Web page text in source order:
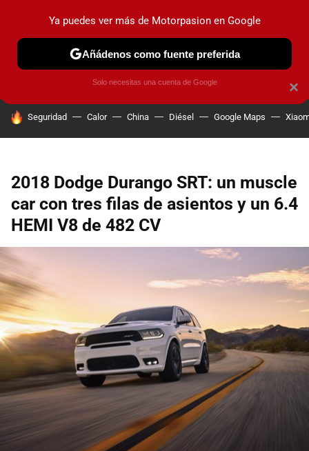
PRUEBAS COCHES ELÉCTRICOS OBSERVATORIO
HOY SE HABLA DE
Seguridad Calor China Diésel Google Maps
2018 Dodge Durango SRT: un muscle
car con tres filas de asientos y un 6.4
HEMI V8 de 482 CV
×
Ya puedes ver más de Motorpasion en Google
Añádenos como fuente preferida
Solo necesitas una cuenta de Google